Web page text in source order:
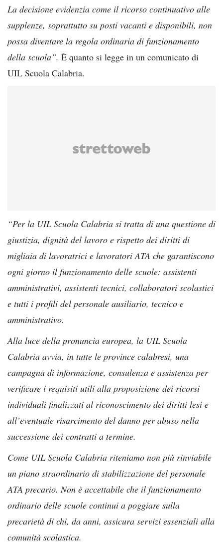
La decisione evidenzia come il ricorso continuativo alle
supplenze, soprattutto su posti vacanti e disponibili, non
possa diventare la regola ordinaria di funzionamento
della scuola”. È quanto si legge in un comunicato di
UIL Scuola Calabria.
“Per la UIL Scuola Calabria si tratta di una questione di
giustizia, dignità del lavoro e rispetto dei diritti di
migliaia di lavoratrici e lavoratori ATA che garantiscono
ogni giorno il funzionamento delle scuole: assistenti
amministrativi, assistenti tecnici, collaboratori scolastici
e tutti i profili del personale ausiliario, tecnico e
amministrativo.
Alla luce della pronuncia europea, la UIL Scuola
Calabria avvia, in tutte le province calabresi, una
campagna di informazione, consulenza e assistenza per
verificare i requisiti utili alla proposizione dei ricorsi
individuali finalizzati al riconoscimento dei diritti lesi e
all’eventuale risarcimento del danno per abuso nella
successione dei contratti a termine.
Come UIL Scuola Calabria riteniamo non più rinviabile
un piano straordinario di stabilizzazione del personale
ATA precario. Non è accettabile che il funzionamento
ordinario delle scuole continui a poggiare sulla
precarietà di chi, da anni, assicura servizi essenziali alla
comunità scolastica.